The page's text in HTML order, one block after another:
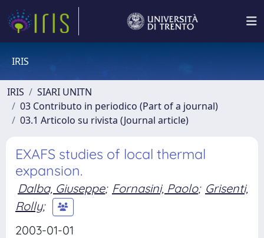
IRIS
IRIS
SIARI UNITN
03 Contributo in periodico (Part of a journal)
03.1 Articolo su rivista (Journal article)
EXAFS studies of local thermal
expansion.
Dalba, Giuseppe; Fornasini, Paolo; Grisenti,
Rolly;
2003-01-01